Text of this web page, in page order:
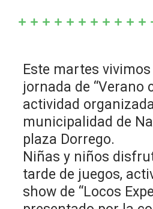
Este martes
jornada de “Verano
actividad
municipalidad de
plaza Dorrego.
Niñas y niños
tarde de juegos,
show de “Locos